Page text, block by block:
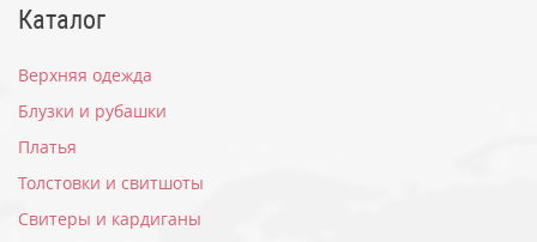
Каталог
Верхняя одежда
Блузки и рубашки
Платья
Толстовки и свитшоты
Свитеры и кардиганы